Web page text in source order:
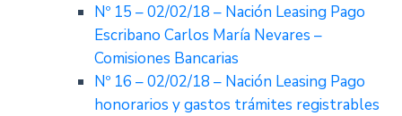
Nº 15 – 02/02/18 – Nación Leasing Pago
Escribano Carlos María Nevares –
Comisiones Bancarias
Nº 16 – 02/02/18 – Nación Leasing Pago
honorarios y gastos trámites registrables